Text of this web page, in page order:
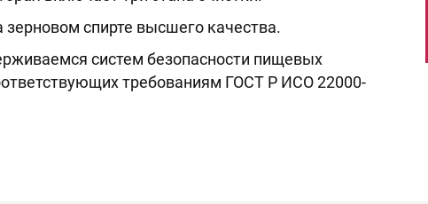
спирте высшего качества.
систем безопасности пищевых
требованиям ГОСТ Р ИСО 22000-